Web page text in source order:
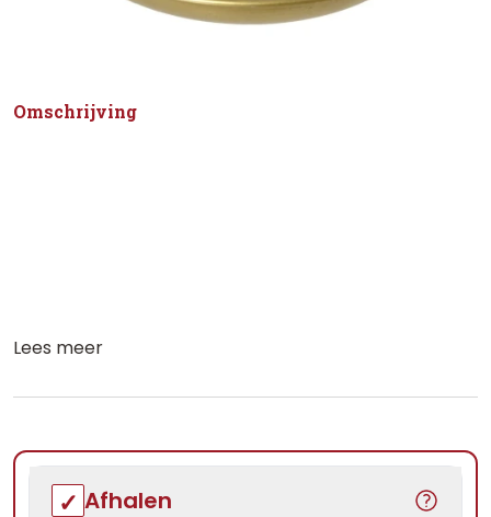
Omschrijving
Lees meer
Afhalen